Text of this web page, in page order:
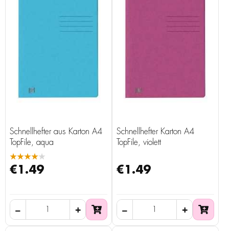
Schnellhefter aus Karton A4
TopFile, aqua
★★★★★
€1.49
Schnellhefter Karton A4
TopFile, violett
€1.49